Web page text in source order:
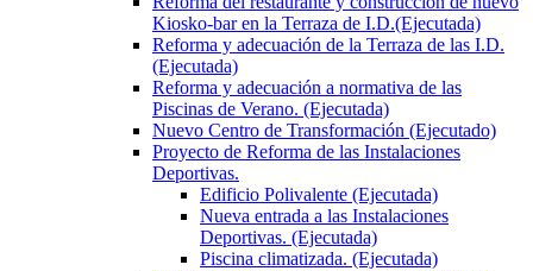
Kiosko-bar en la Terraza de I.D.(Ejecutada)
Reforma y adecuación de la Terraza de las I.D.
(Ejecutada)
Reforma y adecuación a normativa de las
Piscinas de Verano. (Ejecutada)
Nuevo Centro de Transformación (Ejecutado)
Proyecto de Reforma de las Instalaciones
Deportivas.
Edificio Polivalente (Ejecutada)
Nueva entrada a las Instalaciones
Deportivas. (Ejecutada)
Piscina climatizada. (Ejecutada)